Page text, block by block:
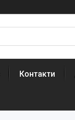
Контакти